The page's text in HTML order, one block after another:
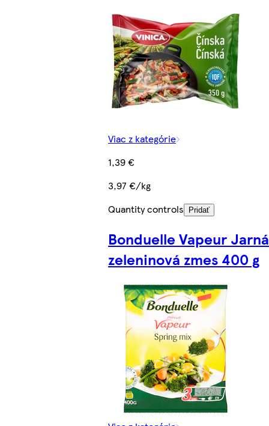
Viac z kategórie
1,39 €
3,97 €/kg
Quantity controls
Pridať
Bonduelle Vapeur Jarná
zeleninová zmes 400 g